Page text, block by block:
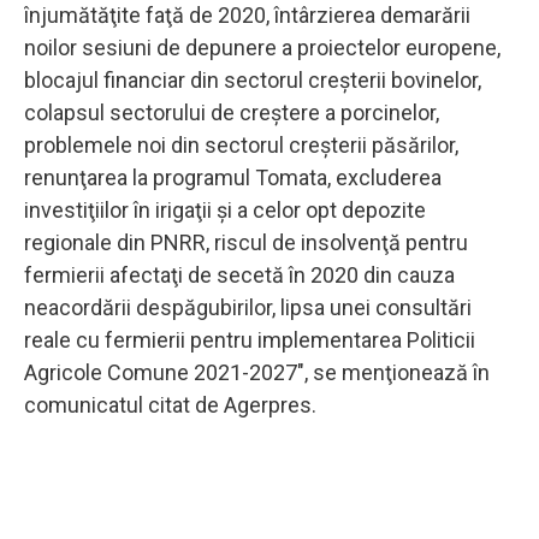
înjumătăţite faţă de 2020, întârzierea demarării
noilor sesiuni de depunere a proiectelor europene,
blocajul financiar din sectorul creşterii bovinelor,
colapsul sectorului de creştere a porcinelor,
problemele noi din sectorul creşterii păsărilor,
renunţarea la programul Tomata, excluderea
investiţiilor în irigaţii şi a celor opt depozite
regionale din PNRR, riscul de insolvenţă pentru
fermierii afectaţi de secetă în 2020 din cauza
neacordării despăgubirilor, lipsa unei consultări
reale cu fermierii pentru implementarea Politicii
Agricole Comune 2021-2027", se menţionează în
comunicatul citat de Agerpres.